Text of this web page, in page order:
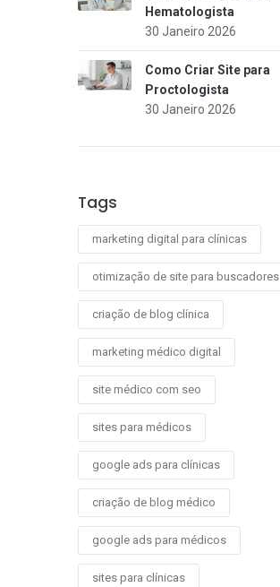
Hematologista
30 Janeiro 2026
Como Criar Site para
Proctologista
30 Janeiro 2026
Tags
marketing digital para clínicas
otimização de site para buscadores
criação de blog clínica
marketing médico digital
site médico com seo
sites para médicos
google ads para clínicas
criação de blog médico
google ads para médicos
sites para clínicas